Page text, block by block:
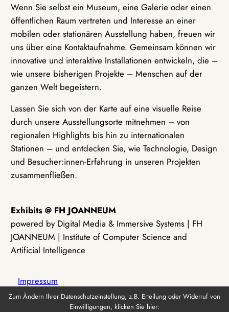
Wenn Sie selbst ein Museum, eine Galerie oder einen
öffentlichen Raum vertreten und Interesse an einer
mobilen oder stationären Ausstellung haben, freuen wir
uns über eine Kontaktaufnahme. Gemeinsam können wir
innovative und interaktive Installationen entwickeln, die –
wie unsere bisherigen Projekte – Menschen auf der
ganzen Welt begeistern.
Lassen Sie sich von der Karte auf eine visuelle Reise
durch unsere Ausstellungsorte mitnehmen – von
regionalen Highlights bis hin zu internationalen
Stationen – und entdecken Sie, wie Technologie, Design
und Besucher:innen-Erfahrung in unseren Projekten
zusammenfließen.
Exhibits @ FH JOANNEUM
powered by Digital Media & Immersive Systems | FH
JOANNEUM | Institute of Computer Science and
Artificial Intelligence
Impressum
Zum Ändern Ihrer Datenschutzeinstellung, z.B. Erteilung oder Widerruf von
Einwilligungen, klicken Sie hier: